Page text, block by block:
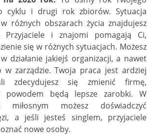
cyklu i drugi rok zbiorów. Sytuacja
różnych obszarach życia znajdujesz
Przyjaciele i znajomi pomagają Ci,
się w różnych sytuacjach. Możesz
działanie jakiejś organizacji, a nawet
w zarządzie. Twoja praca jest ardziej
zdecydujesz się zmienić firmę,
powodem będą lepsze zarobki. W
miłosnym możesz doświadczyć
a jeśli jesteś singlem, przyjaciele
nowe osoby.